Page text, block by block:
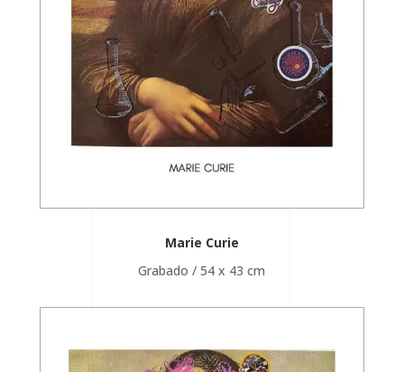
Marie Curie
Grabado / 54 x 43 cm